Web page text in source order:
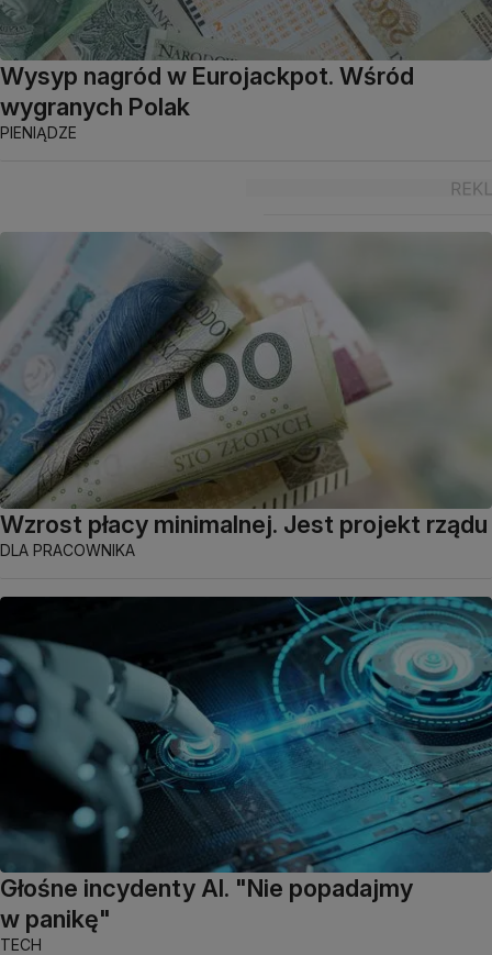
Wysyp nagród w Eurojackpot. Wśród
wygranych Polak
PIENIĄDZE
Wzrost płacy minimalnej. Jest projekt rządu
DLA PRACOWNIKA
Głośne incydenty AI. "Nie popadajmy
w panikę"
TECH